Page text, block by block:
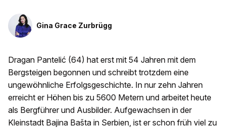
Gina Grace Zurbrügg
Dragan Pantelić (64) hat erst mit 54 Jahren mit dem
Bergsteigen begonnen und schreibt trotzdem eine
ungewöhnliche Erfolgsgeschichte. In nur zehn Jahren
erreicht er Höhen bis zu 5600 Metern und arbeitet heute
als Bergführer und Ausbilder. Aufgewachsen in der
Kleinstadt Bajina Bašta in Serbien, ist er schon früh viel zu